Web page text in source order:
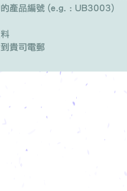
的產品編號 (e.g. : UB3003)
貴司電郵